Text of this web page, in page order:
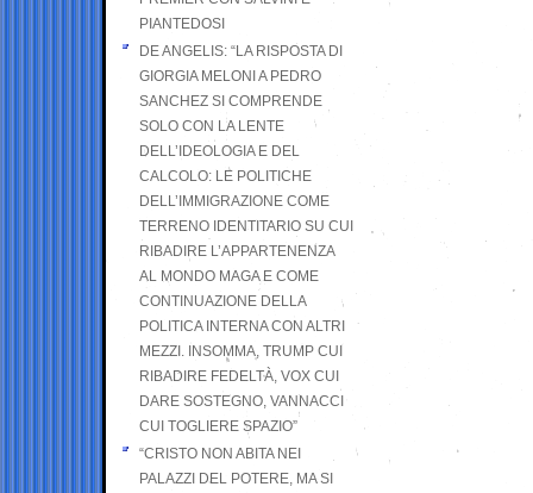
PIANTEDOSI
DE ANGELIS: “LA RISPOSTA DI
GIORGIA MELONI A PEDRO
SANCHEZ SI COMPRENDE
SOLO CON LA LENTE
DELL’IDEOLOGIA E DEL
CALCOLO: LE POLITICHE
DELL’IMMIGRAZIONE COME
TERRENO IDENTITARIO SU CUI
RIBADIRE L’APPARTENENZA
AL MONDO MAGA E COME
CONTINUAZIONE DELLA
POLITICA INTERNA CON ALTRI
MEZZI. INSOMMA, TRUMP CUI
RIBADIRE FEDELTÀ, VOX CUI
DARE SOSTEGNO, VANNACCI
CUI TOGLIERE SPAZIO”
“CRISTO NON ABITA NEI
PALAZZI DEL POTERE, MA SI